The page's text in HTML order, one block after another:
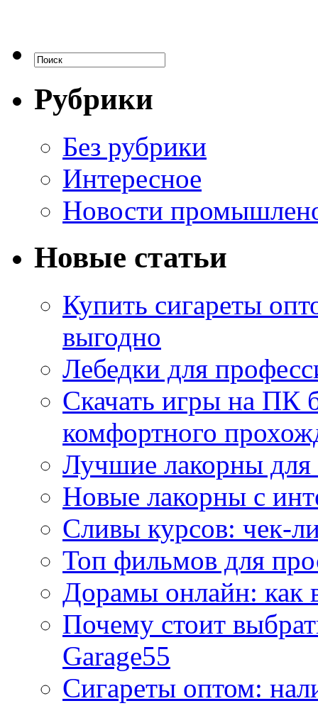
Рубрики
Без рубрики
Интересное
Новости
Новые статьи
Купить сигареты
выгодно
Лебедки для
Скачать игры на ПК
комфортного
Лучшие лакорны для
Новые лакорны с
Сливы курсов: чек-
Топ фильмов для
Дорамы онлайн: как
Почему стоит
Garage55
Сигареты оптом: